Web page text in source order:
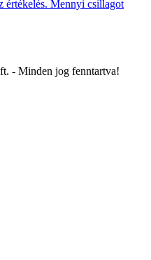
- Minden jog fenntartva!